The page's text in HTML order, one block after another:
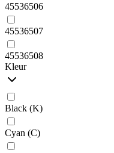
45536506
45536507
45536508
Kleur
Black (K)
Cyan (C)